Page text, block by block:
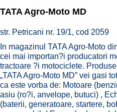
TATA Agro-Moto MD
str. Petricani nr. 19/1, cod 2059
In magazinul TATA Agro-Moto
cei mai importan?i producatori
tractoare ?i motociclete.
„TATA Agro-Moto MD” vei gasi
ca este vorba de: Motoare
asiu (ro?i, anvelope, butuci) ,
(baterii, generatoare, startere,